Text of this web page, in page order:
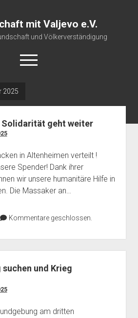
mit Valjevo e.V.
und Völkerverständigung
open
menu
2025
Solidarität geht weiter
in Altenheimen verteilt !
Spender! Dank ihrer
wir unsere humanitäre Hilfe in
Die Massaker an…
Kommentare geschlossen.
und Krieg
am dritten